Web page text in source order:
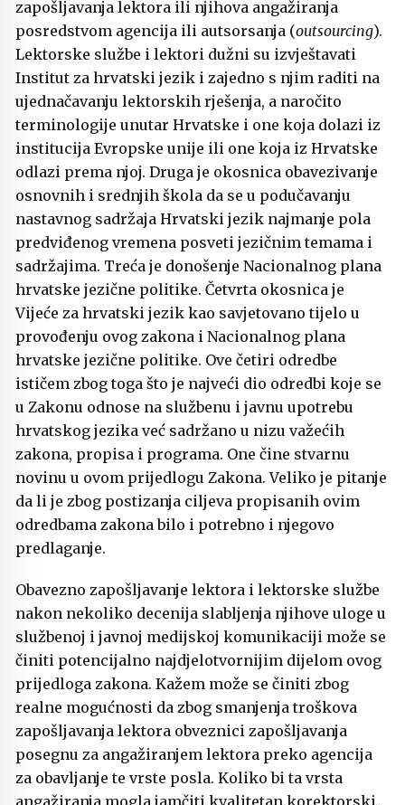
zapošljavanja lektora ili njihova angažiranja
posredstvom agencija ili autsorsanja (outsourcing).
Lektorske službe i lektori dužni su izvještavati
Institut za hrvatski jezik i zajedno s njim raditi na
ujednačavanju lektorskih rješenja, a naročito
terminologije unutar Hrvatske i one koja dolazi iz
institucija Evropske unije ili one koja iz Hrvatske
odlazi prema njoj. Druga je okosnica obavezivanje
osnovnih i srednjih škola da se u podučavanju
nastavnog sadržaja Hrvatski jezik najmanje pola
predviđenog vremena posveti jezičnim temama i
sadržajima. Treća je donošenje Nacionalnog plana
hrvatske jezične politike. Četvrta okosnica je
Vijeće za hrvatski jezik kao savjetovano tijelo u
provođenju ovog zakona i Nacionalnog plana
hrvatske jezične politike. Ove četiri odredbe
ističem zbog toga što je najveći dio odredbi koje se
u Zakonu odnose na službenu i javnu upotrebu
hrvatskog jezika već sadržano u nizu važećih
zakona, propisa i programa. One čine stvarnu
novinu u ovom prijedlogu Zakona. Veliko je pitanje
da li je zbog postizanja ciljeva propisanih ovim
odredbama zakona bilo i potrebno i njegovo
predlaganje.
Obavezno zapošljavanje lektora i lektorske službe
nakon nekoliko decenija slabljenja njihove uloge u
službenoj i javnoj medijskoj komunikaciji može se
činiti potencijalno najdjelotvornijim dijelom ovog
prijedloga zakona. Kažem može se činiti zbog
realne mogućnosti da zbog smanjenja troškova
zapošljavanja lektora obveznici zapošljavanja
posegnu za angažiranjem lektora preko agencija
za obavljanje te vrste posla. Koliko bi ta vrsta